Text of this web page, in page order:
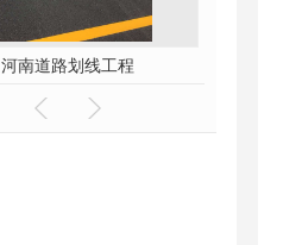
河南道路划线工程